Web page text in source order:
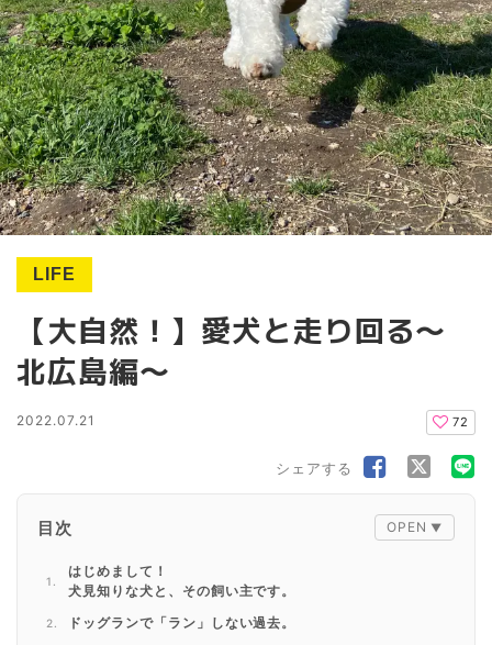
LIFE
【大自然！】愛犬と走り回る〜
北広島編〜
2022.07.21 72
シェアする
目次
はじめまして！
犬見知りな犬と、その飼い主です。
ドッグランで「ラン」 しない過去。